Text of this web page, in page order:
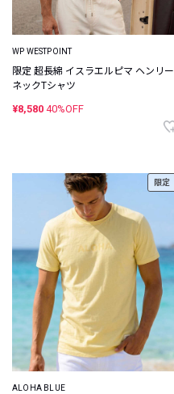
WP WESTPOINT
限定 超長綿 イスラエルピマ ヘンリー
ネックTシャツ
¥8,580 40%OFF
限定
ALOHA BLUE